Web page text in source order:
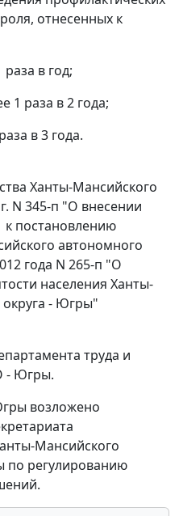
отнесенных к
в год;
1 раза в 2 года;
в 3 года.
Ханты-Мансийского
N 345-п "О внесении
постановлению
автономного
года N 265-п "О
населения Ханты-
- Югры"
труда и
- Югры.
возложено
Мансийского
по регулированию